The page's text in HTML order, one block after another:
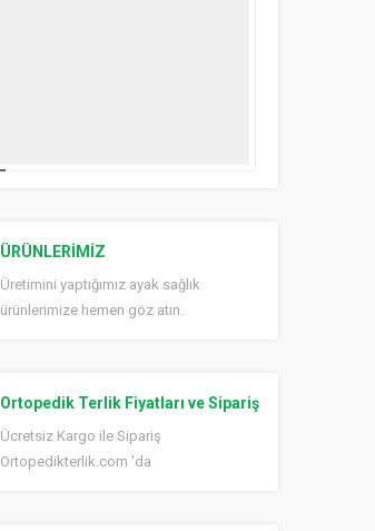
ÜRÜNLERİMİZ
Üretimini yaptığımız ayak sağlık
ürünlerimize hemen göz atın.
Ortopedik Terlik Fiyatları ve Sipariş
Ücretsiz Kargo ile Sipariş
Ortopedikterlik.com 'da